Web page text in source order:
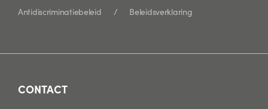
Antidiscriminatiebeleid
Beleidsverklaring
CONTACT